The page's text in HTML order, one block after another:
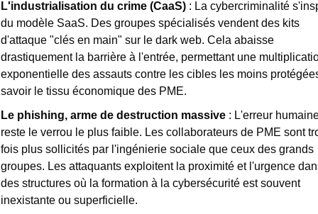
L'industrialisation du crime (CaaS) : La cybercriminalité
du modèle SaaS. Des groupes spécialisés vendent des kits
d'attaque "clés en main" sur le dark web. Cela abaisse
drastiquement la barrière à l'entrée, permettant une
exponentielle des assauts contre les cibles les moins
savoir le tissu économique des PME.
Le phishing, arme de destruction massive : L'erreur
reste le verrou le plus faible. Les collaborateurs de PME sont
fois plus sollicités par l'ingénierie sociale que ceux des grands
groupes. Les attaquants exploitent la proximité et l'urgence
des structures où la formation à la cybersécurité est souvent
inexistante ou superficielle.